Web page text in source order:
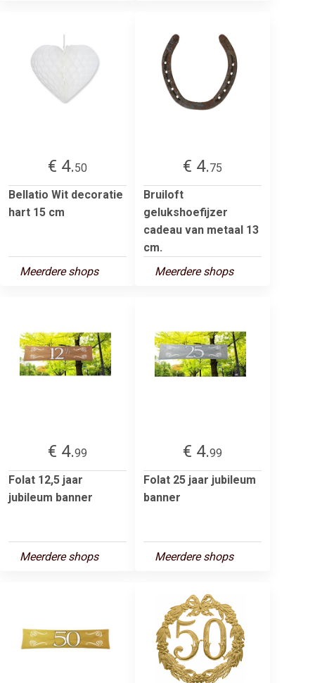
€ 4.50
Bellatio Wit decoratie
hart 15 cm
Meerdere shops
€ 4.75
Bruiloft
gelukshoefijzer
cadeau van metaal 13
cm.
Meerdere shops
€ 4.99
Folat 12,5 jaar
jubileum banner
Meerdere shops
€ 4.99
Folat 25 jaar jubileum
banner
Meerdere shops